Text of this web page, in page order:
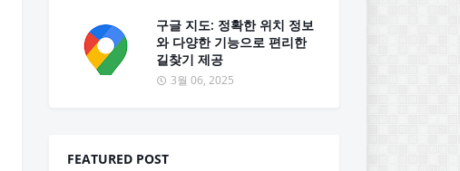
구글 지도: 정확한 위치 정보
와 다양한 기능으로 편리한
길찾기 제공
3월 06, 2025
FEATURED POST